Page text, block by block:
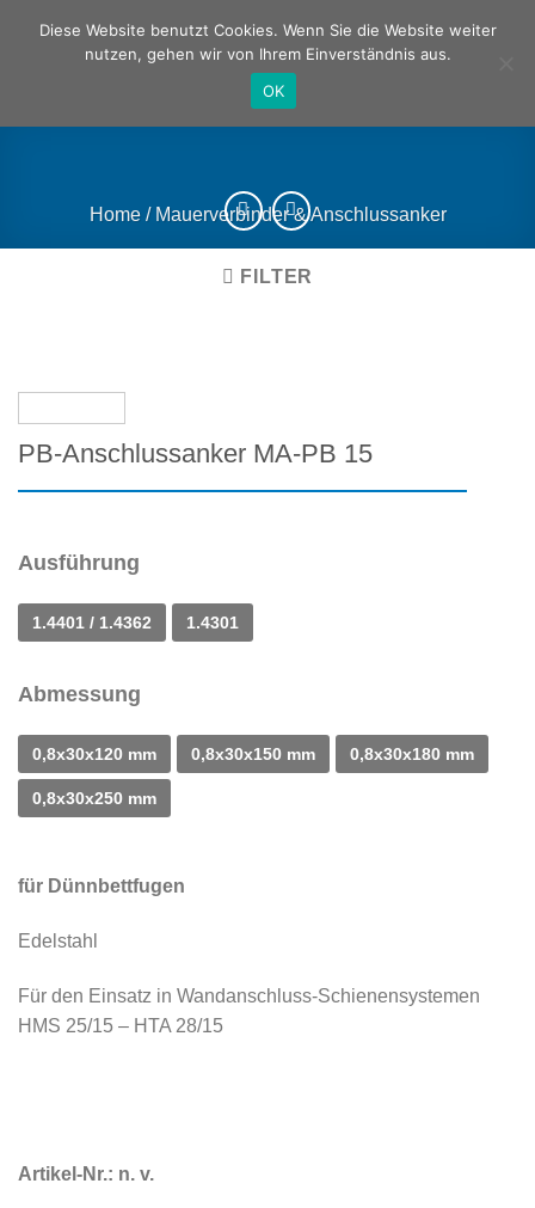
Home / Mauerverbinder & Anschlussanker
FILTER
PB-Anschlussanker MA-PB 15
Ausführung
1.4401 / 1.4362 1.4301
Abmessung
0,8x30x120 mm 0,8x30x150 mm 0,8x30x180 mm
0,8x30x250 mm
für Dünnbettfugen
Edelstahl
Für den Einsatz in Wandanschluss-Schienensystemen
HMS 25/15 – HTA 28/15
Artikel-Nr.: n. v.
Diese Website benutzt Cookies. Wenn Sie die Website weiter
nutzen, gehen wir von Ihrem Einverständnis aus.
OK